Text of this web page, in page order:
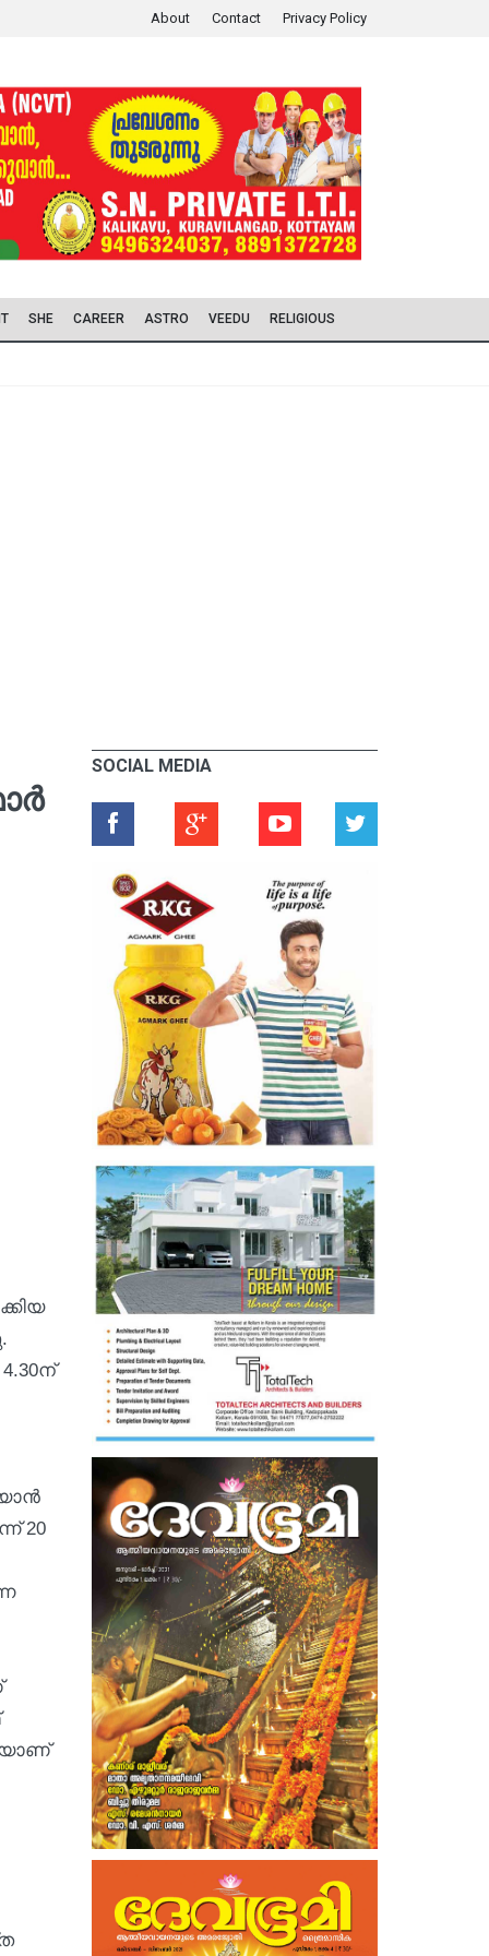
About Contact Privacy Policy
SHE CAREER ASTRO VEEDU RELIGIOUS
20
SOCIAL MEDIA